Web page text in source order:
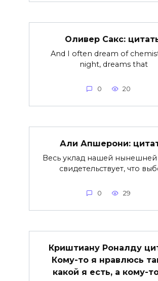
Оливер Сакс:
And I often dream of
night, dreams that
0 20
Али Апшерони:
Весь уклад нашей
свидетельствует, что
0 29
Криштиану Роналду
Кому-то я нравлюсь
какой я есть, а кому-